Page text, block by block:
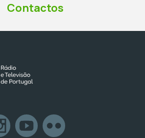
Contactos